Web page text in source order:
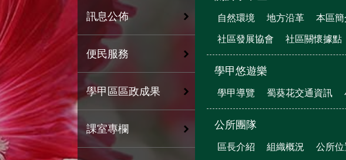
訊息公佈
便民服務
學甲區區政成果
課室專欄
自然環境 地方沿革 本區簡
社區發展協會 社區關懷據點
學甲悠遊樂
學甲導覽 蜀葵花交通資訊
公所團隊
區長介紹 組織概況 公所位